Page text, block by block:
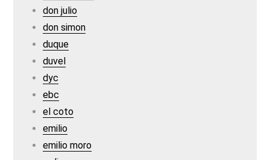
don julio
don simon
duque
duvel
dyc
ebc
el coto
emilio
emilio moro